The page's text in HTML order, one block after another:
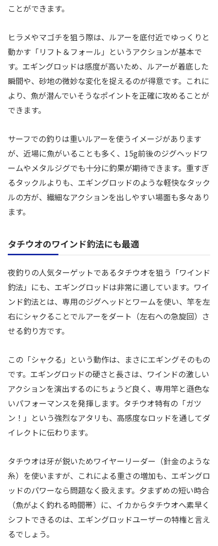
ことができます。
ヒラメやマゴチを狙う際は、ルアーを底付近でゆっくりと
動かす「リフト＆フォール」というアクションが基本で
す。エギングロッドは感度が高いため、ルアーが着底した
瞬間や、砂地の微妙な変化を捉えるのが得意です。これに
より、魚が潜んでいそうなポイントを正確に攻めることが
できます。
サーフでの釣りは重いルアーを使うイメージがあります
が、近場に魚がいることも多く、15g前後のジグヘッドワ
ームやメタルジグでも十分に釣果が期待できます。重すぎ
るタックルよりも、エギングロッドのような軽快なタック
ルの方が、繊細なアクションを出しやすい場面も多々あり
ます。
タチウオのワインド釣法にも最適
夜釣りの人気ターゲットであるタチウオを狙う「ワインド
釣法」にも、エギングロッドは非常に適しています。ワイ
ンド釣法とは、専用のジグヘッドとワームを使い、竿を左
右にシャクることでルアーをダート（左右への急旋回）さ
せる釣り方です。
この「シャクる」という動作は、まさにエギングそのもの
です。エギングロッドの硬さと長さは、ワインドの激しい
アクションを演出するのにちょうど良く、専用竿と遜色な
いパフォーマンスを発揮します。タチウオ特有の「ガツ
ン！」という強烈なアタリも、高感度なロッドを通してダ
イレクトに伝わります。
タチウオは牙が鋭いためワイヤーリーダー（針金のような
糸）を使いますが、これによる重さの増加も、エギングロ
ッドのパワーなら問題なく扱えます。夕まずめの短い時合
（魚がよく釣れる時間帯）に、イカからタチウオへ素早く
シフトできるのは、エギングロッドユーザーの特権と言え
るでしょう。